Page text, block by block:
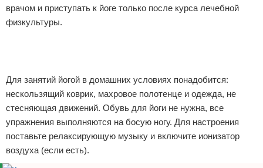
Тренировки дома
врачом и приступать к йоге только после курса лечебной
физкультуры.
Для занятий йогой в домашних условиях понадобится:
нескользящий коврик, махровое полотенце и одежда, не
стесняющая движений. Обувь для йоги не нужна, все
упражнения выполняются на босую ногу. Для настроения
поставьте релаксирующую музыку и включите ионизатор
воздуха (если есть).